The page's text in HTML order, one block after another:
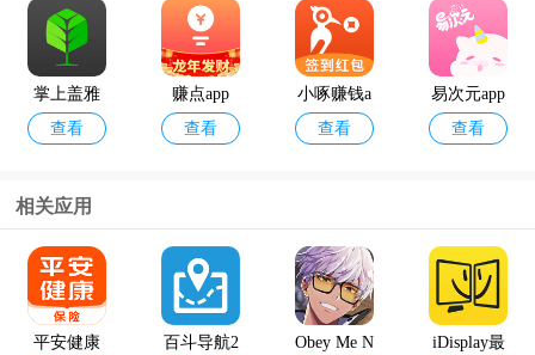
掌上盖雅
考勤app官
查看
赚点app
查看
小啄赚钱a
pp
查看
易次元app
查看
12398能源
监管热线a
pp官方版
查看
geektyper
模拟黑客
软件手机
查看
相关应用
平安健康
百斗导航2
Obey Me N
iDisplay最